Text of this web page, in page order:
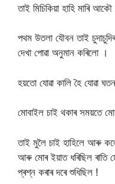
তাই মিচিকিয়া হাহি মাৰি
পথম উতলা যৌবন তাই
দেখা পোৱা অনুমান কৰিলো ।
হয়তো যোৱা কালি হৈ যোৱা
মোবাইল চাই থকাৰ সময়তে
তাই মুলৈ চাই হাহিলে আৰু
আৰু মোৰ ইয়াত ধৰিছিল ৰাতি
প্ৰশ্ন কৰাৰ দৰে শুধিছিল !